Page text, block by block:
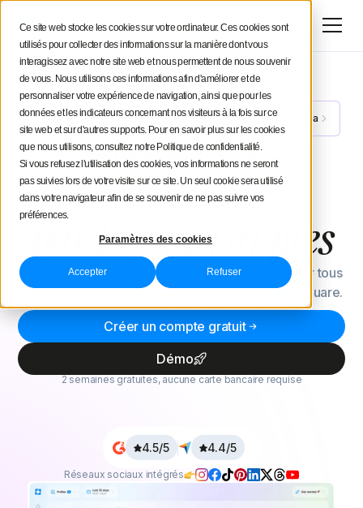
Ce site web stocke les cookies sur votre ordinateur. Ces cookies sont
utilisés pour collecter des informations sur la manière dont vous
interagissez avec notre site web et nous permettent de nous souvenir
de vous. Nous utilisons ces informations afin d'améliorer et de
personnaliser votre expérience de navigation, ainsi que pour les
données et les indicateurs concernant nos visiteurs à la fois sur ce
site web et sur d'autres supports. Pour en savoir plus sur les cookies
que nous utilisons, consultez notre Politique de confidentialité.
Si vous refusez l'utilisation des cookies, vos informations ne seront
pas suivies lors de votre visite sur ce site. Un seul cookie sera utilisé
dans votre navigateur afin de se souvenir de ne pas suivre vos
préférences.
Paramètres des cookies
Accepter Refuser
Essai gratuit
NOUVEAU Découvrez Uma, votre analyste IA social media
Pilotez vos
réseaux
par lesstatistiques
Planifiez, publiez et prouvez ce qui fonctionne sur tous
les réseaux sociaux que vous gérez avec Iconosquare.
Démo
Créer un compte gratuit
2 semaines gratuites, aucune carte bancaire requise
Réseaux sociaux intégrés
4.5/5 4.4/5